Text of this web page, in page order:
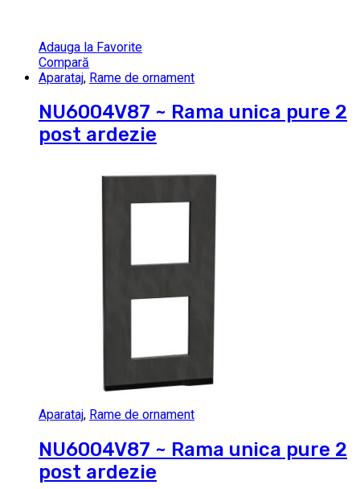
Adauga la Favorite
Compară
Aparataj, Rame de ornament
NU6004V87 ~ Rama unica pure 2
post ardezie
Aparataj, Rame de ornament
NU6004V87 ~ Rama unica pure 2
post ardezie